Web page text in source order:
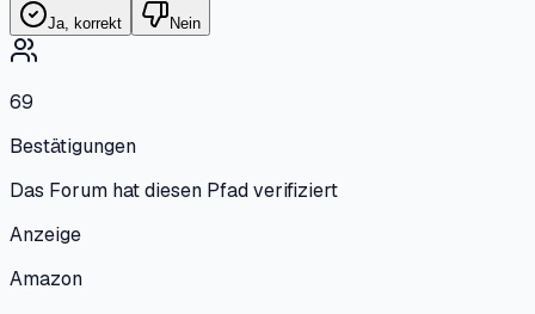
Ja, korrekt Nein
69
Bestätigungen
Das Forum hat diesen Pfad verifiziert
Anzeige
Amazon